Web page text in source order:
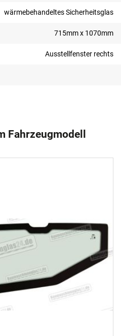
wärmebehandeltes Sicherheitsglas
715mm x 1070mm
Ausstellfenster rechts
Fahrzeugmodell